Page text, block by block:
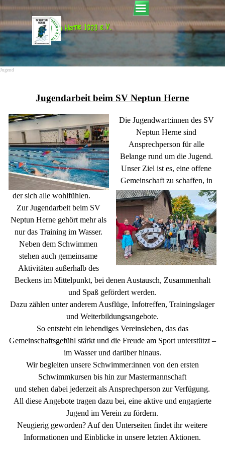
Direkt zum Seiteninhalt Menü überspringen
Jugend
Jugendarbeit beim SV Neptun Herne
Die Jugendwart:innen des SV
Neptun Herne sind
Ansprechperson für alle
Belange rund um die Jugend.
Unser Ziel ist es, eine offene
Gemeinschaft zu schaffen, in
der sich alle wohlfühlen.
Zur Jugendarbeit beim SV
Neptun Herne gehört mehr als
nur das Training im Wasser.
Neben dem Schwimmen
stehen auch gemeinsame
Aktivitäten außerhalb des
Beckens im Mittelpunkt, bei denen Austausch, Zusammenhalt
und Spaß gefördert werden.
Dazu zählen unter anderem Ausflüge, Infotreffen, Trainingslager
und Weiterbildungsangebote.
So entsteht ein lebendiges Vereinsleben, das das
Gemeinschaftsgefühl stärkt und die Freude am Sport unterstützt –
im Wasser und darüber hinaus.
Wir begleiten unsere Schwimmer:innen von den ersten
Schwimmkursen bis hin zur Mastermannschaft
und stehen dabei jederzeit als Ansprechperson zur Verfügung.
All diese Angebote tragen dazu bei, eine aktive und engagierte
Jugend im Verein zu fördern.
Neugierig geworden? Auf den Unterseiten findet ihr weitere
Informationen und Einblicke in unsere letzten Aktionen.